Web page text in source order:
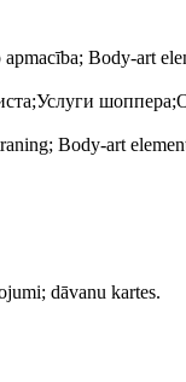
Body-art
Body-art
dāvanu kartes.